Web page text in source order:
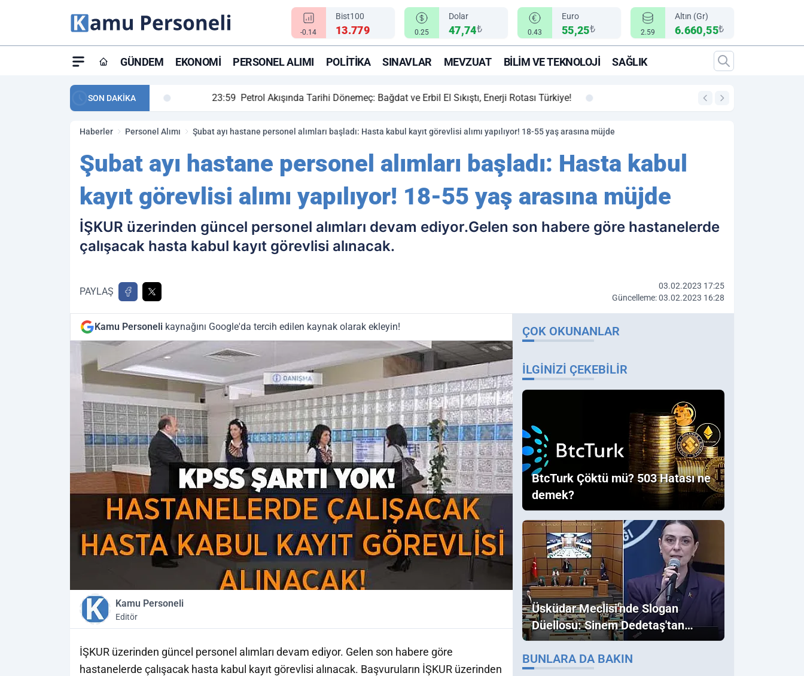
-0.14
Bist100
13.779 0.25
Dolar
47,74₺ 0.43
Euro
55,25₺ 2.59
Altın (Gr)
6.660,55₺
GÜNDEM EKONOMI PERSONEL ALIMI POLITIKA SINAVLAR MEVZUAT BILIM VE TEKNOLOJI SAĞLIK
SON DAKİKA
maç özeti ve golleri! 23:59 Petrol Akışında Tarihi Dönemeç: Bağdat ve Erbil El Sıkıştı, Enerji Rotası Türkiye! 00:12
Haberler Personel Alımı Şubat ayı hastane personel alımları başladı: Hasta kabul kayıt görevlisi alımı yapılıyor! 18-55 yaş arasına müjde
Şubat ayı hastane personel alımları başladı: Hasta kabul
kayıt görevlisi alımı yapılıyor! 18-55 yaş arasına müjde
İŞKUR üzerinden güncel personel alımları devam ediyor.Gelen son habere göre hastanelerde
çalışacak hasta kabul kayıt görevlisi alınacak.
PAYLAŞ
03.02.2023 17:25
Güncelleme: 03.02.2023 16:28
Kamu Personeli kaynağını Google'da tercih edilen kaynak olarak ekleyin!
Kamu Personeli
Editör
İŞKUR üzerinden güncel personel alımları devam ediyor. Gelen son habere göre
hastanelerde çalışacak hasta kabul kayıt görevlisi alınacak. Başvuruların İŞKUR üzerinden
ÇOK OKUNANLAR
İLGINIZI ÇEKEBILIR
BtcTurk Çöktü mü? 503 Hatası ne
demek?
Üsküdar Meclisi'nde Slogan
Düellosu: Sinem Dedetaş'tan
Ezber Bozan "Erdoğan" ve
"İmamoğlu" Çıkışı!
BUNLARA DA BAKIN